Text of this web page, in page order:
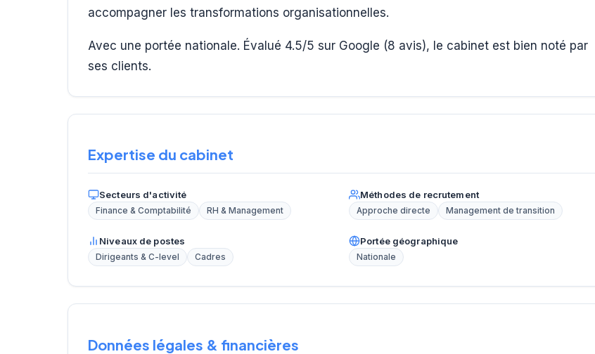
accompagner les transformations organisationnelles.
Avec une portée nationale. Évalué 4.5/5 sur Google (8 avis), le cabinet est bien noté par
ses clients.
Expertise du cabinet
Secteurs d'activité
Finance & Comptabilité RH & Management
Méthodes de recrutement
Approche directe Management de transition
Niveaux de postes
Dirigeants & C-level Cadres
Portée géographique
Nationale
Données légales & financières